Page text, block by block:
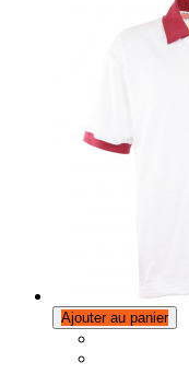
Ajouter au panier